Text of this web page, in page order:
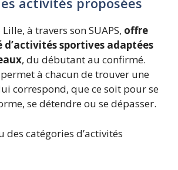
à travers son SUAPS, offre
d’activités sportives adaptées
, du débutant au confirmé.
à chacun de trouver une
correspond, que ce soit pour se
se détendre ou se dépasser.
des catégories d’activités